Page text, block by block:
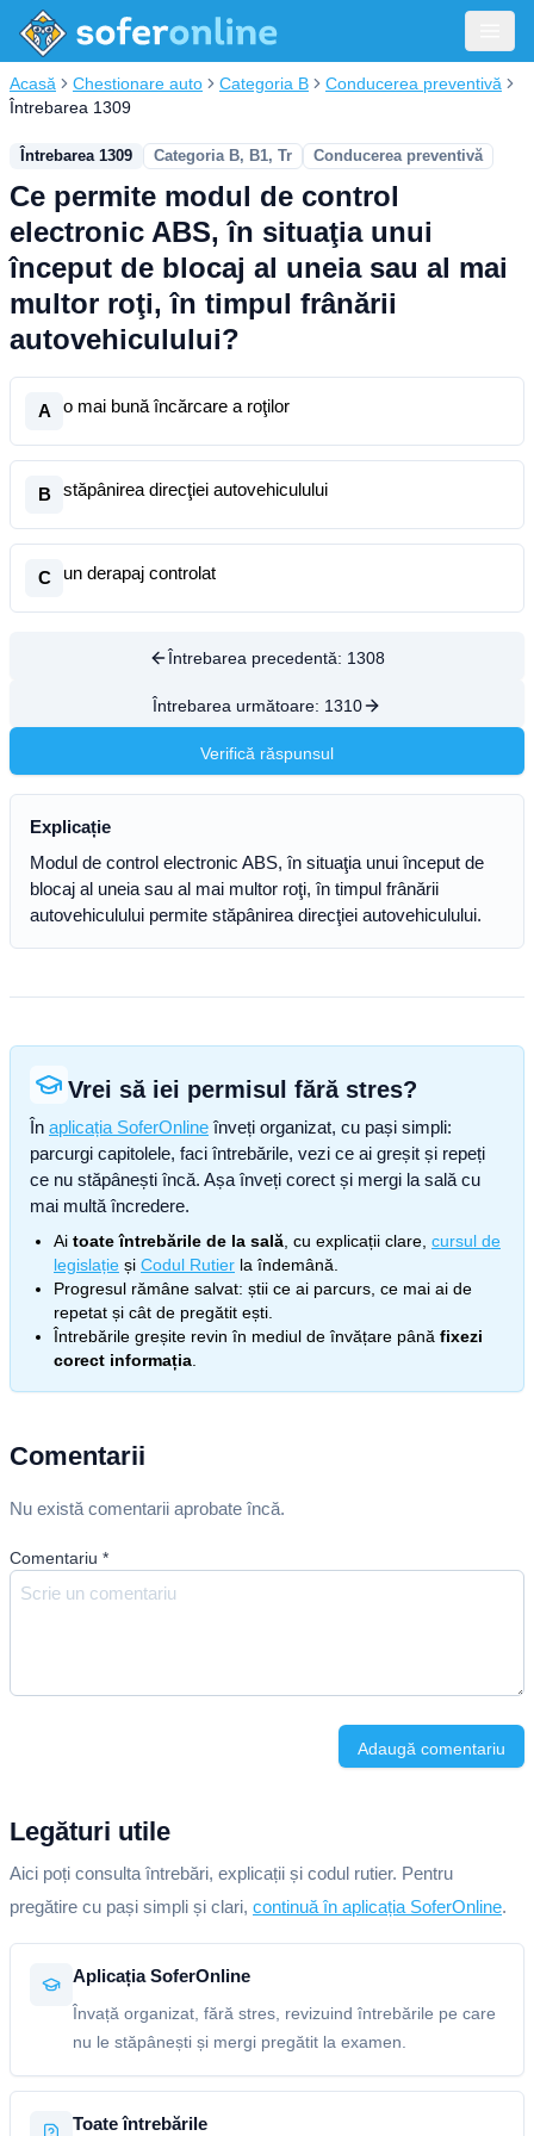
Acasă Chestionare auto Categoria B
Conducerea preventivă
Întrebarea 1309
Întrebarea 1309 Categoria B, B1, Tr Conducerea preventivă
Ce permite modul de control
electronic ABS, în situaţia unui
început de blocaj al uneia sau al mai
multor roţi, în timpul frânării
autovehiculului?
A o mai bună încărcare a roţilor
B stăpânirea direcţiei autovehiculului
C un derapaj controlat
Întrebarea precedentă: 1308
Întrebarea următoare: 1310
Verifică răspunsul
Explicație
Modul de control electronic ABS, în situaţia unui început de
blocaj al uneia sau al mai multor roţi, în timpul frânării
autovehiculului permite stăpânirea direcţiei autovehiculului.
Vrei să iei permisul fără stres?
În aplicația SoferOnline înveți organizat, cu pași simpli:
parcurgi capitolele, faci întrebările, vezi ce ai greșit și repeți
ce nu stăpânești încă. Așa înveți corect și mergi la sală cu
mai multă încredere.
Ai toate întrebările de la sală , cu explicații clare, cursul de
legislație și Codul Rutier la îndemână.
Progresul rămâne salvat: știi ce ai parcurs, ce mai ai de
repetat și cât de pregătit ești.
Întrebările greșite revin în mediul de învățare până fixezi
corect informația
Comentarii
Nu există comentarii aprobate încă.
Comentariu *
Adaugă comentariu
Legături utile
Aici poți consulta întrebări, explicații și codul rutier. Pentru
pregătire cu pași simpli și clari, continuă în aplicația SoferOnline.
Aplicația SoferOnline
Învață organizat, fără stres, revizuind întrebările pe care
nu le stăpânești și mergi pregătit la examen.
Toate întrebările